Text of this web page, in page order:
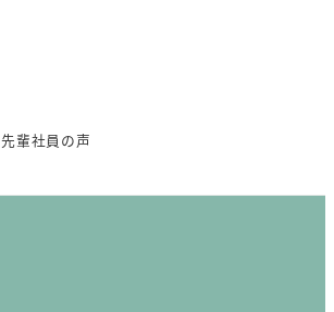
先輩社員の声